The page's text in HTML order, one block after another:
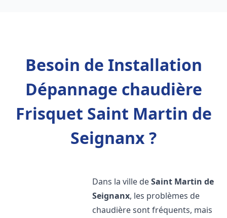
Besoin de Installation
Dépannage chaudière
Frisquet Saint Martin de
Seignanx ?
Dans la ville deSaint Martin de
Seignanx, les problèmes de
chaudière sont fréquents, mais